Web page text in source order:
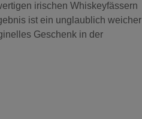
irischen Whiskeyfässern
ist ein unglaublich weicher
Geschenk in der